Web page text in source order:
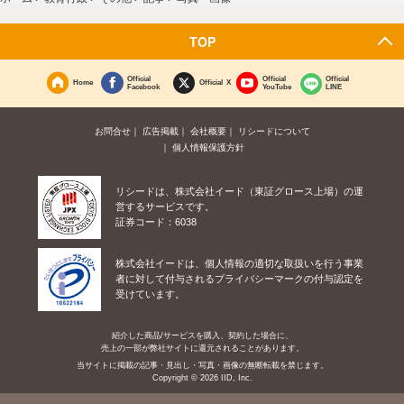
TOP
Home
Official
Facebook
Official X
Official
YouTube
Official
LINE
お問合せ 広告掲載 会社概要
リシードについて
個人情報保護方針
リシードは、株式会社イード（東証グロース上場）の運
営するサービスです。
証券コード：6038
株式会社イードは、個人情報の適切な取扱いを行う事業
者に対して付与されるプライバシーマークの付与認定を
受けています。
紹介した商品/サービスを購入、契約した場合に、
売上の一部が弊社サイトに還元されることがあります。
当サイトに掲載の記事・見出し・写真・画像の無断転載を禁じます。
Copyright © 2026 IID, Inc.